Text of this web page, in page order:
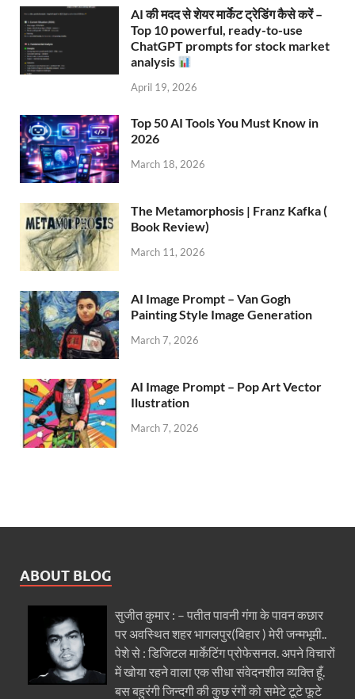
AI की मदद से शेयर मार्केट ट्रेडिंग कैसे करें –
Top 10 powerful, ready-to-use
ChatGPT prompts for stock market
analysis
April 19, 2026
Top 50 AI Tools You Must Know in
2026
March 18, 2026
The Metamorphosis | Franz Kafka (
Book Review)
March 11, 2026
AI Image Prompt – Van Gogh
Painting Style Image Generation
March 7, 2026
AI Image Prompt – Pop Art Vector
Ilustration
March 7, 2026
ABOUT BLOG
सुजीत कुमार : – पतीत पावनी गंगा के पावन कछार
पर अवस्थित शहर भागलपुर(बिहार ) मेरी जन्मभूमी..
पेशे से : डिजिटल मार्केटिंग प्रोफेसनल. अपने विचारों
में खोया रहने वाला एक सीधा संवेदनशील व्यक्ति हूँ.
बस बहुरंगी जिन्दगी की कुछ रंगों को समेटे टूटे फूटे